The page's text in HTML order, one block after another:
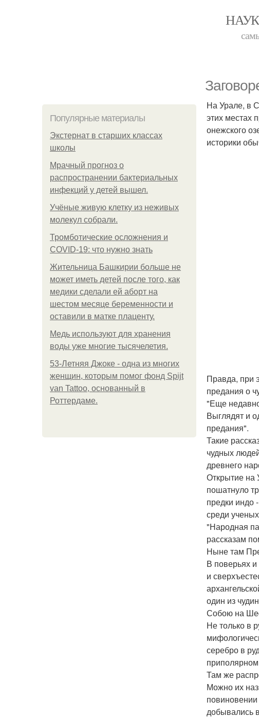
Популярные материалы
Экстернат в старших классах
школы
Мрачный прогноз о
распространении бактериальных
инфекций у детей вышел.
Учёные живую клетку из неживых
молекул собрали.
Тромботические осложнения и
COVID-19: что нужно знать
Жительница Башкирии больше не
может иметь детей после того, как
медики сделали ей аборт на
шестом месяце беременности и
оставили в матке плаценту.
Медь используют для хранения
воды уже многие тысячелетия.
53-Летняя Джоке - одна из многих
женщин, которым помог фонд Spijt
van Tattoo, основанный в
Роттердаме.
На Урале, в
этих местах
онежского
историки
Правда, при
предания о
"Еще
Выглядят и
предания".
Такие
чудных
древнего
Открытие на
пошатнуло
предки индо
среди
"Народная
рассказам
Ныне там
В поверьях
и
один из
Собою на
Не только в
серебро в
Там же
Можно их
добывались